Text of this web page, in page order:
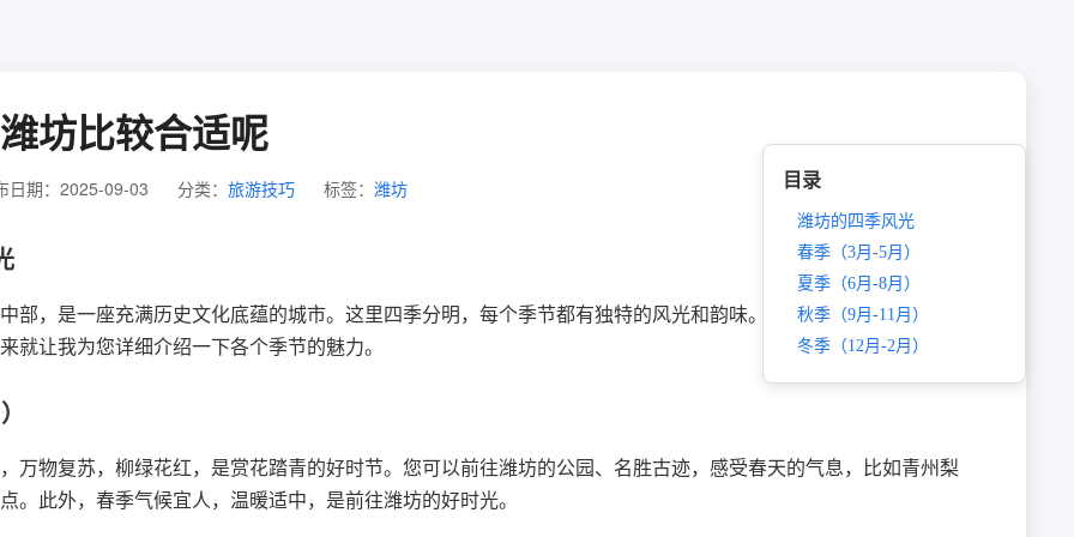
坊比较合适呢
日期：2025-09-03 分类： 旅游技巧 标签： 潍坊
部，是一座充满历史文化底蕴的城市。这里四季分明，每个季节都有独特的风光和韵味。那么，到底哪个季节去潍
就让我为您详细介绍一下各个季节的魅力。
万物复苏，柳绿花红，是赏花踏青的好时节。您可以前往潍坊的公园、名胜古迹，感受春天的气息，比如青州梨
。此外，春季气候宜人，温暖适中，是前往潍坊的好时光。
目录
潍坊的四季风光
春季（3月-5月）
夏季（6月-8月）
秋季（9月-11月）
冬季（12月-2月）